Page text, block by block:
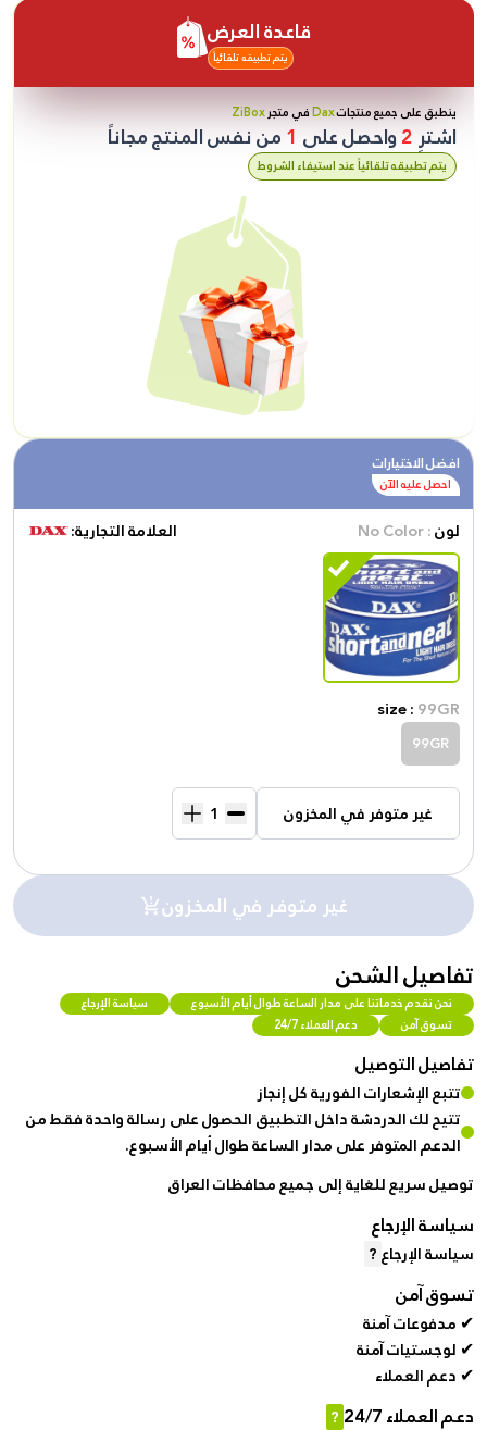
قاعدة العرض
يتم تطبيقه تلقائياً
ينطبق على جميع منتجاتDaxفي متجرZiBox
اشترِ2واحصل على 1من نفس المنتج مجاناً
يتم تطبيقه تلقائياً عند استيفاء الشروط
افضل الاختيارات
احصل عليه الآن
لون: No Color العلامة التجارية:
size :99GR
99GR
غير متوفر في المخزون
غير متوفر في المخزون
تفاصيل الشحن
نحن نقدم خدماتنا على مدار الساعة طوال أيام الأسبوع
سياسة الإرجاع
تسوق آمن
دعم العملاء 24/7
تفاصيل التوصيل
تتبع الإشعارات الفورية كل إنجاز
تتيح لك الدردشة داخل التطبيق الحصول على رسالة واحدة فقط من
الدعم المتوفر على مدار الساعة طوال أيام الأسبوع.
توصيل سريع للغاية إلى جميع محافظات العراق
سياسة الإرجاع
سياسة الإرجاع?
تسوق آمن
✔ مدفوعات آمنة
✔ لوجستيات آمنة
✔ دعم العملاء
دعم العملاء 24/7 ?